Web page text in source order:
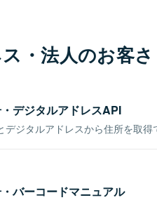
・法人のお客
デジタルアドレスAPI
デジタルアドレスから住所を取得
バーコードマニュアル